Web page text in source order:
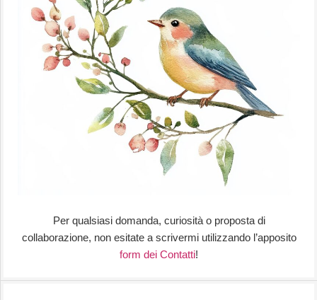
Per qualsiasi domanda, curiosità o proposta di
collaborazione, non esitate a scrivermi utilizzando l’apposito
form dei Contatti!